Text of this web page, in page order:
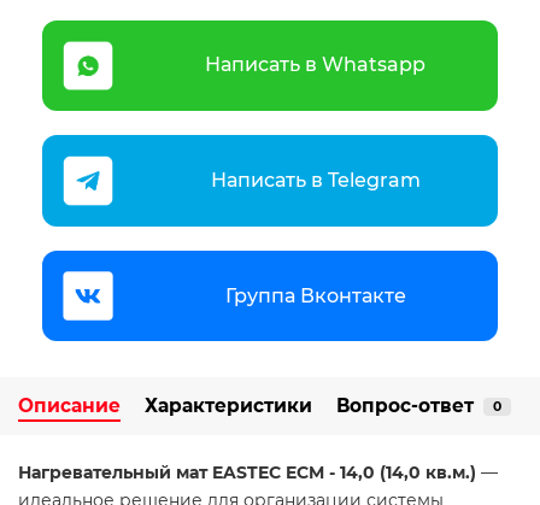
Написать в Whatsapp
Написать в Telegram
Группа Вконтакте
Описание Характеристики Вопрос-ответ 0
Нагревательный мат EASTEC ECM - 14,0 (14,0 кв.м.) —
идеальное решение для организации системы